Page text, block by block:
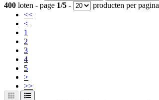
400 loten - page 1/5 -
producten per pagina
<<
<
1
2
3
4
5
>
>>